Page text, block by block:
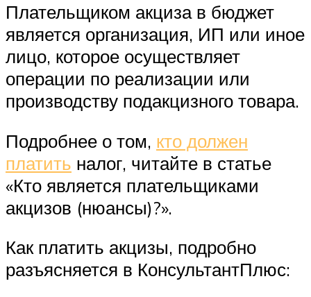
Плательщиком акциза в бюджет
является организация, ИП или иное
лицо, которое осуществляет
операции по реализации или
производству подакцизного товара.
Подробнее о том, кто должен
платить налог, читайте в статье
«Кто является плательщиками
акцизов (нюансы)?».
Как платить акцизы, подробно
разъясняется в КонсультантПлюс: